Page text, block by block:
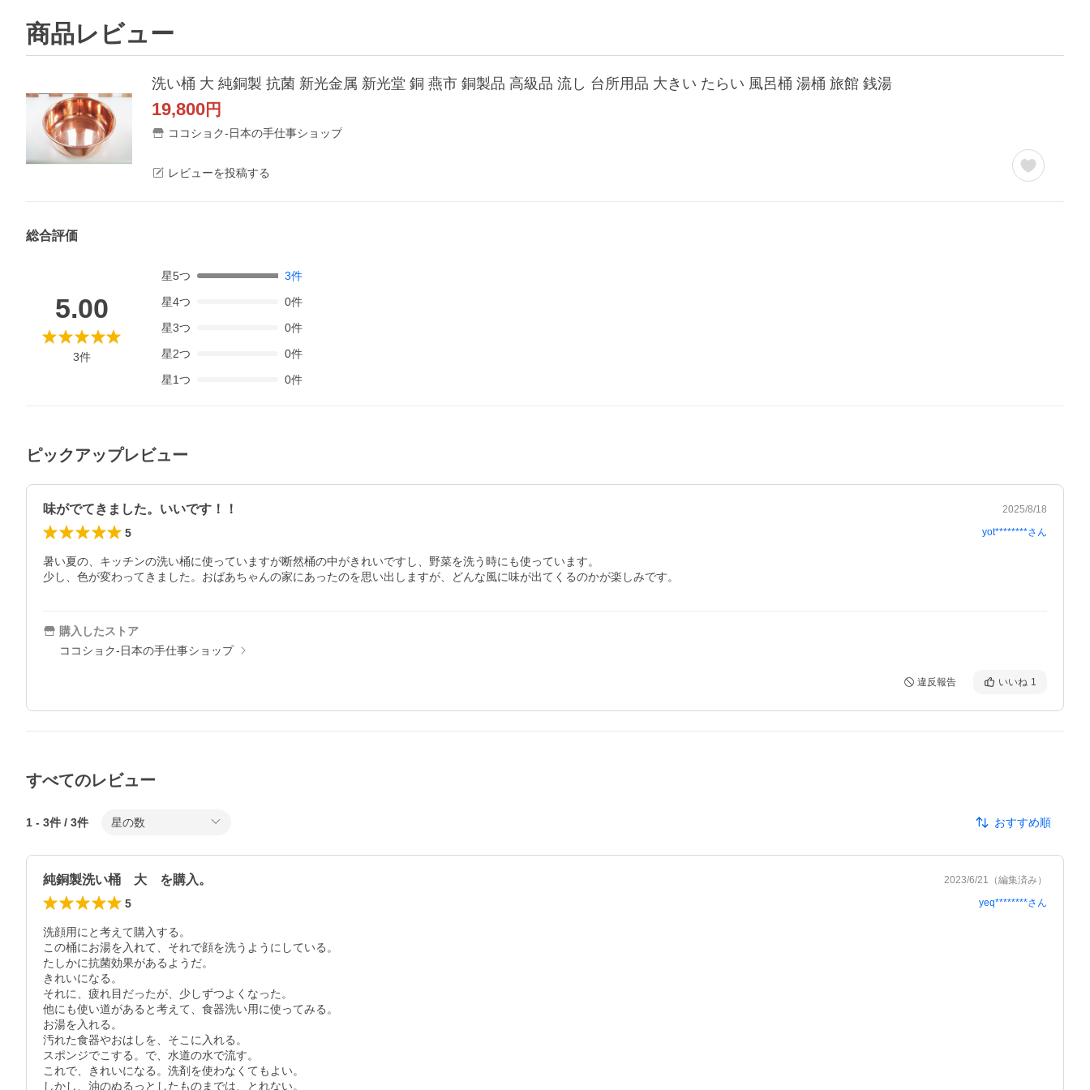
商品レビュー
洗い桶 大 純銅製 抗菌 新光金属 新光堂 銅 燕市 銅製品 高級品 流し 台所用品 大きい たらい 風呂桶 湯桶 旅館 銭湯
19,800円
ココショク-日本の手仕事ショップ
レビューを投稿する
総合評価
5.00
3件
星5つ 3件
星4つ 0件
星3つ 0件
星2つ 0件
星1つ 0件
ピックアップレビュー
味がでてきました。いいです！！ 2025/8/18
5 yot********さん
暑い夏の、キッチンの洗い桶に使っていますが断然桶の中がきれいですし、野菜を洗う時にも使っています。
少し、色が変わってきました。おばあちゃんの家にあったのを思い出しますが、どんな風に味が出てくるのかが楽しみです。
購入したストア
ココショク-日本の手仕事ショップ
違反報告 いいね 1
すべてのレビュー
1 - 3件 / 3件 星の数 おすすめ順
純銅製洗い桶 大 を購入。 2023/6/21 （編集済み）
5 yeq********さん
洗顔用にと考えて購入する。
この桶にお湯を入れて、それで顔を洗うようにしている。
たしかに抗菌効果があるようだ。
きれいになる。
それに、疲れ目だったが、少しずつよくなった。
他にも使い道があると考えて、食器洗い用に使ってみる。
お湯を入れる。
汚れた食器やおはしを、そこに入れる。
スポンジでこする。で、水道の水で流す。
これで、きれいになる。洗剤を使わなくてもよい。
しかし、油のぬるっとしたものまでは、とれない。